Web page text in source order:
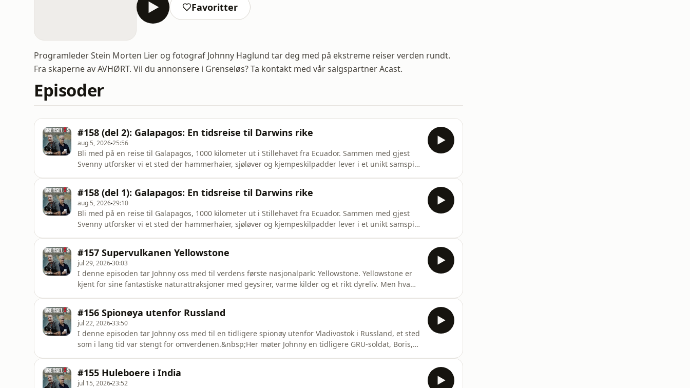
Favoritter
Programleder Stein Morten Lier og fotograf Johnny Haglund tar deg med på ekstreme reiser verden rundt.
Fra skaperne av AVHØRT. Vil du annonsere i Grenseløs? Ta kontakt med vår salgspartner Acast.
Episoder
#158 (del 2): Galapagos: En tidsreise til Darwins rike
aug 5, 202625:56
Bli med på en reise til Galapagos, 1000 kilometer ut i Stillehavet fra Ecuador. Sammen med gjest
Svenny utforsker vi et sted der hammerhaier, sjøløver og kjempeskilpadder lever i et unikt samspill
Acast. See acast.com
#158 (del 1): Galapagos: En tidsreise til Darwins rike
aug 5, 202629:10
Bli med på en reise til Galapagos, 1000 kilometer ut i Stillehavet fra Ecuador. Sammen med gjest
Svenny utforsker vi et sted der hammerhaier, sjøløver og kjempeskilpadder lever i et unikt samspill
Acast. See acast.com
#157 Supervulkanen Yellowstone
jul 29, 202630:03
I denne episoden tar Johnny oss med til verdens første nasjonalpark: Yellowstone. Yellowstone er
kjent for sine fantastiske naturattraksjoner med geysirer, varme kilder og et rikt dyreliv. Men hva
#156 Spionøya utenfor Russland
jul 22, 202633:50
I denne episoden tar Johnny oss med til en tidligere spionøy utenfor Vladivostok i Russland, et sted
som i lang tid var stengt for omverdenen.&nbsp;Her møter Johnny en tidligere GRU-soldat, Boris,
acast.com/privac
#155 Huleboere i India
jul 15, 202623:52